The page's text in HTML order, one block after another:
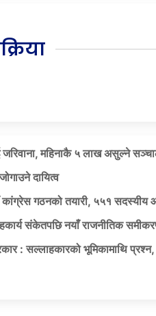
महिनाकै ५ लाख असुल्ने
दायित्व
गठनको तयारी, ५५१ सदस्यीय
संकेतपछि नयाँ राजनीतिक
: सल्लाहकारको भूमिकामाथि